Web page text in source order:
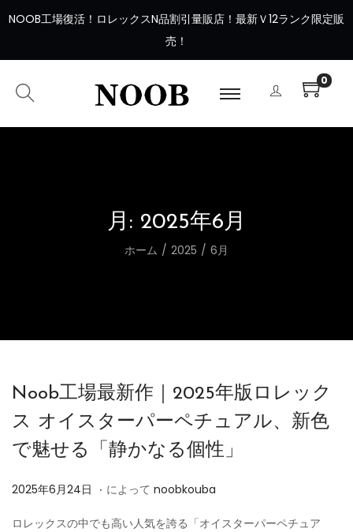
NOOB工場復活 ！ ロレックスN品割引量販店！最新Ｖ12ランク限定販
売！
0
月: 2025年6月
ホーム / 2025 / 6月
Noob工場最新作｜2025年版ロレック
ス オイスターパーペチュアル、新色
で魅せる「静かなる個性」
投
2025年6月24日 2. によって noobkouba
ロレックスの中でも高い人気を誇る「オイスターパーペチュア